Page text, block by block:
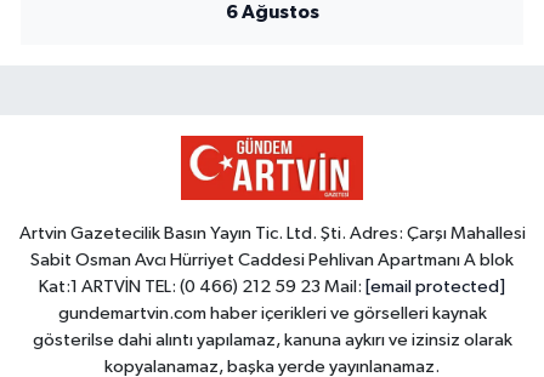
6 Ağustos
Artvin Gazetecilik Basın Yayın Tic. Ltd. Şti. Adres: Çarşı Mahallesi
Sabit Osman Avcı Hürriyet Caddesi Pehlivan Apartmanı A blok
Kat:1 ARTVİN TEL: (0 466) 212 59 23 Mail: [email protected]
gundemartvin.com haber içerikleri ve görselleri kaynak
gösterilse dahi alıntı yapılamaz, kanuna aykırı ve izinsiz olarak
kopyalanamaz, başka yerde yayınlanamaz.